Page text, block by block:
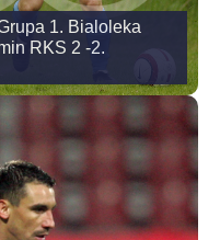
1. Bialoleka
RKS 2 -2.